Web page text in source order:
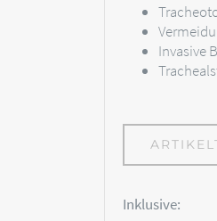
Invasive
Inklusive: